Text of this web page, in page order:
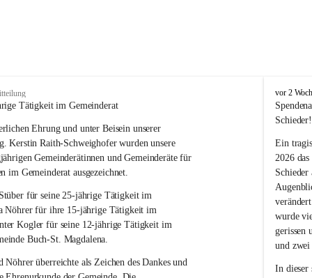
Tätigkeit im Gemeinderat
Ehrung und unter Beisein unserer
Kerstin Raith-Schweighofer wurden unsere
Gemeinderätinnen und Gemeinderäte für
im Gemeinderat ausgezeichnet.
für seine 25-jährige Tätigkeit im
Nöhrer für ihre 15-jährige Tätigkeit im
Kogler für seine 12-jährige Tätigkeit im
Buch-St. Magdalena.
Nöhrer überreichte als Zeichen des Dankes und
B
u
c
-
S
t
.
M
a
g
d
a
e
vor 2
Schieder!
Ein
2026
wurde
gerissen
und
In dieser